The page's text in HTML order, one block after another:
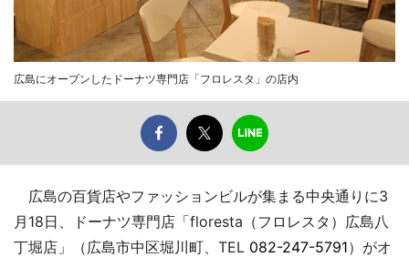
広島にオープンしたドーナツ専門店「フロレスタ」の店内
広島の百貨店やファッションビルが集まる中央通りに3
月18日、ドーナツ専門店「floresta（フロレスタ）広島八
丁堀店」（広島市中区堀川町、TEL 082-247-5791）がオ